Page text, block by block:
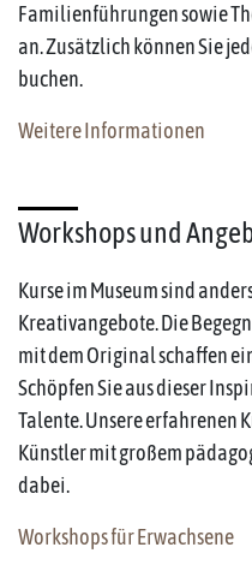
Familienführungen sowie
an. Zusätzlich können Sie
buchen.
Weitere Informationen
Workshops und
Kurse im Museum sind
Kreativangebote. Die
mit dem Original schaffen
Schöpfen Sie aus dieser
Talente. Unsere erfahrenen
Künstler mit großem
dabei.
Workshops für Erwachsene